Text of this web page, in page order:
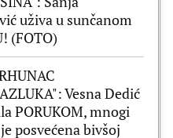
uživa u sunčanom
(FOTO)
Vesna Dedić
PORUKOM, mnogi
posvećena bivšoj